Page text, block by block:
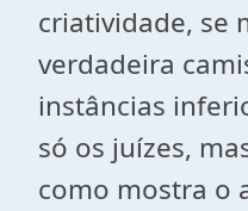
criatividade, se
verdadeira
instâncias
só os juízes,
como mostra o